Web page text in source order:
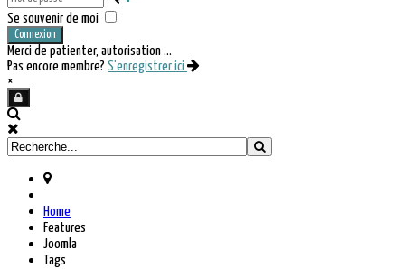
Se souvenir de moi
Connexion
Merci de patienter, autorisation ...
Pas encore membre? S'enregistrer ici
×
Home
Features
Joomla
Tags